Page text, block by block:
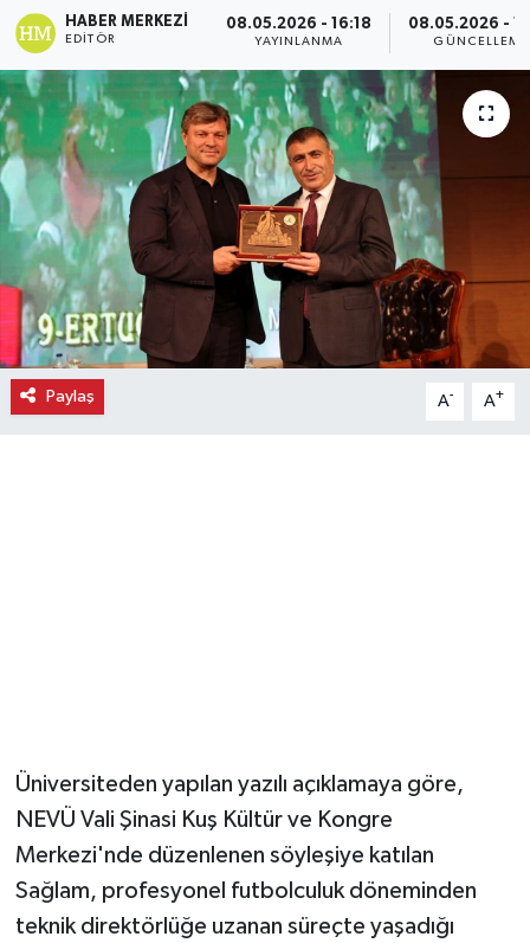
HABER MERKEZI
EDITÖR
08.05.2026 - 16:18
YAYINLANMA
08.05.2026 -
GÜNCELLEME
Paylaş A- A+
Üniversiteden yapılan yazılı açıklamaya göre,
NEVÜ Vali Şinasi Kuş Kültür ve Kongre
Merkezi'nde düzenlenen söyleşiye katılan
Sağlam, profesyonel futbolculuk döneminden
teknik direktörlüğe uzanan süreçte yaşadığı
Eğitim
Ekonomi
Eleman
Emlak
Gündem
Gurme
Haber
Seri İlan
Siyaset
Sokak Hayvanlarını Sahiplendirme
Haber Arşivi